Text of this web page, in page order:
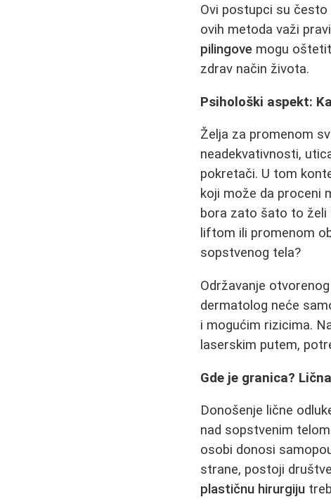
Ovi postupci su
ovih metoda važi
pilingove mogu
zdrav način života.
Psihološki aspekt:
Želja za promenom
neadekvativnosti,
pokretači. U tom
koji može da proceni
bora zato šato to želi
liftom ili promenom
sopstvenog tela?
Održavanje
dermatolog neće
i mogućim rizicima.
laserskim putem,
Gde je granica?
Donošenje lične
nad sopstvenim
osobi donosi
strane, postoji
plastičnu hirurgiju